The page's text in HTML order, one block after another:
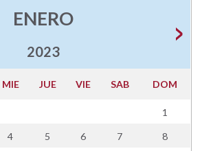
ENERO
2023
MIE JUE VIE SAB DOM
1
4 5 6 7 8